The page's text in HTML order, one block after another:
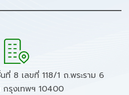
ที่ 8 เลขที่ 118/1 ถ.พระราม 6
รุงเทพฯ 10400